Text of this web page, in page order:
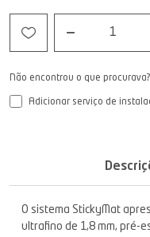
1
Não encontrou o que procurava?
Adicionar serviço de
O sistema StickyMat
ultrafino de 1,8 mm, pré-